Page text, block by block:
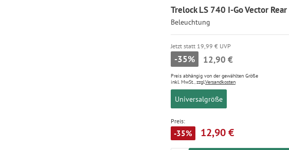
Trelock LS 740 I-Go Vector Rear
Beleuchtung
Jetzt statt 19,99 € UVP
-35% 12,90 €
Preis abhängig von der gewählten Größe
inkl. MwSt., zzgl.Versandkosten
Universalgröße
Preis:
-35% 12,90 €